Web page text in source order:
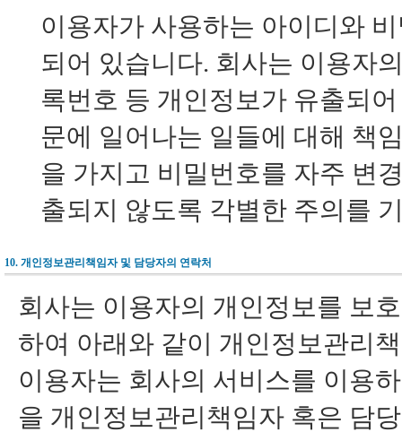
이용자가 사용하는 아이디와
되어 있습니다. 회사는 이용자
록번호 등 개인정보가 유출되
문에 일어나는 일들에 대해 책
을 가지고 비밀번호를 자주 변
출되지 않도록 각별한 주의를
10. 개인정보관리책임자 및 담당자의 연락처
회사는 이용자의 개인정보를 보
하여 아래와 같이 개인정보관리
이용자는 회사의 서비스를 이용
을 개인정보관리책임자 혹은 담